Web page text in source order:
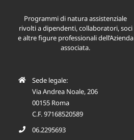
Programmi di natura assistenziale
rivolti a dipendenti, collaboratori, soci
e altre figure professionali dell’Azienda
associata.
Sede legale:
Via Andrea Noale, 206
00155 Roma
C.F. 97168520589
06.2295693